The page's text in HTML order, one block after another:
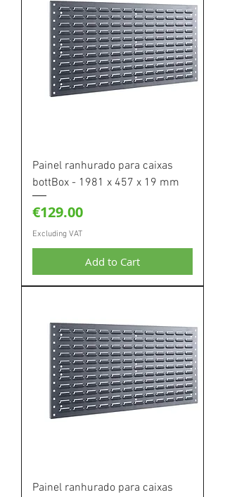
Painel ranhurado para caixas
bottBox - 1981 x 457 x 19 mm
Price
€129.00
Excluding VAT
Add to Cart
Painel ranhurado para caixas